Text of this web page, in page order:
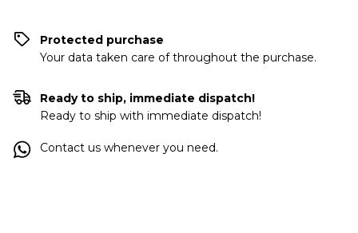
Protected purchase
Your data taken care of throughout the purchase.
Ready to ship, immediate dispatch!
Ready to ship with immediate dispatch!
Contact us whenever you need.